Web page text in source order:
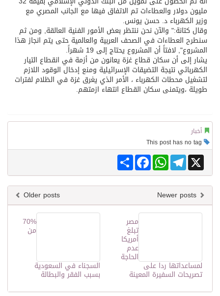
“سبيس إكس” تطلق 24 قمرًا صناعيًا جديدًا إلى الفضاء
مليون دولار والعطاءات تم الاتفاق فيها مع الجانب المصري مع
وزير الكهرباء د. حسن يونس.
وقال كتانة:" والآن نحن ننتظر بعض الأمور الفنية العالقة, ومن ثم
سنطرح العطاءات في الصحف العربية والعالمية حتى يتم انجاز هذا
المشروع", لافتاً أن المشروع يحتاج إلى 19 شهراً.
يشار إلى أن سكان قطاع غزة يعانون من أزمة في انقطاع التيار
الكهربائي نتيجة التضيقات الإسرائيلية ومنع إدخال الوقود اللازم
لتشغيل محطات الكهرباء ، الأمر الذي يغرق غزة في الظلام لفترات
طويلة ،ويتمنى سكان القطاع انتهاء ازمتهم.
أخبار
Share
FacebookWhatsAppTelegram X
Older posts
70%
من
السجناء في السعودية
بسبب الفقر والبطالة
مصر
تبلغ
أمريكا
عدم
الحاجة
لمساعداتها ردا على
تصريحات السفيرة المعينة